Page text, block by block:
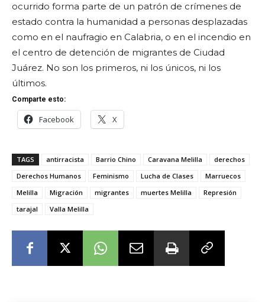
ocurrido forma parte de un patrón de crímenes de
estado contra la humanidad a personas desplazadas
como en el naufragio en Calabria, o en el incendio en
el centro de detención de migrantes de Ciudad
Juárez. No son los primeros, ni los únicos, ni los
últimos.
Comparte esto:
Facebook X
TAGS antirracista Barrio Chino Caravana Melilla
derechos
Derechos Humanos
Feminismo Lucha de Clases
Marruecos
Melilla
Migración migrantes muertes Melilla
Represión
tarajal
Valla Melilla